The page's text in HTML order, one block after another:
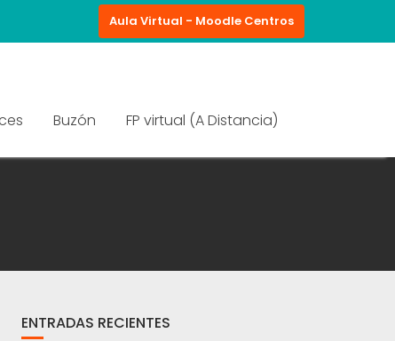
Aula Virtual - Moodle Centros
Buzón FP virtual (A Distancia)
ENTRADAS RECIENTES